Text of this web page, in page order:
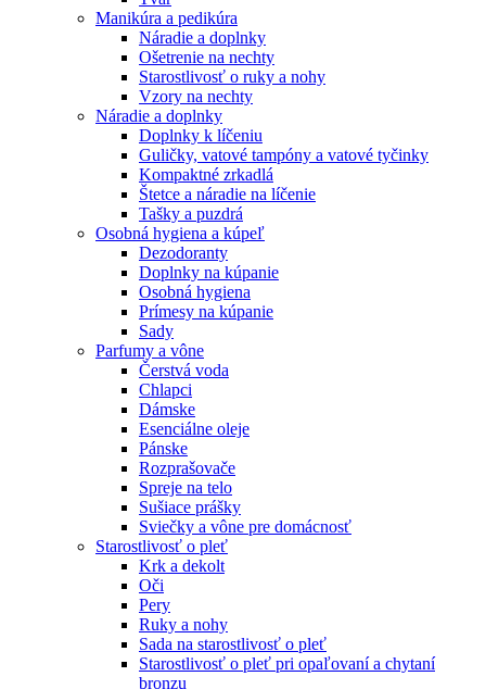
Manikúra a pedikúra
Náradie a doplnky
Ošetrenie na nechty
Starostlivosť o ruky a nohy
Vzory na nechty
Náradie a doplnky
Doplnky k líčeniu
Guličky, vatové tampóny a vatové tyčinky
Kompaktné zrkadlá
Štetce a náradie na líčenie
Tašky a puzdrá
Osobná hygiena a kúpeľ
Dezodoranty
Doplnky na kúpanie
Osobná hygiena
Prímesy na kúpanie
Sady
Parfumy a vône
Čerstvá voda
Chlapci
Dámske
Esenciálne oleje
Pánske
Rozprašovače
Spreje na telo
Sušiace prášky
Sviečky a vône pre domácnosť
Starostlivosť o pleť
Krk a dekolt
Oči
Pery
Ruky a nohy
Sada na starostlivosť o pleť
Starostlivosť o pleť pri opaľovaní a chytaní
bronzu